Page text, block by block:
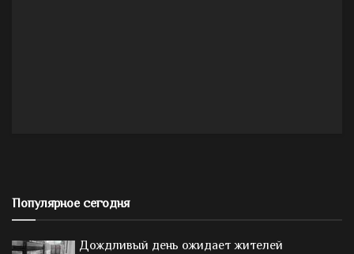
Популярное сегодня
Дождливый день ожидает жителей